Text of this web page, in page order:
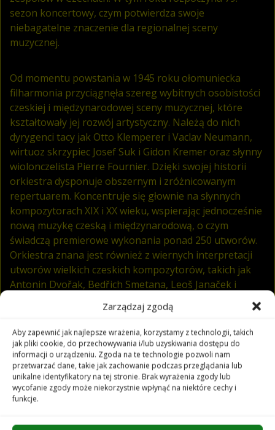
Zarządzaj zgodą
Aby zapewnić jak najlepsze wrażenia, korzystamy z technologii, takich
jak pliki cookie, do przechowywania i/lub uzyskiwania dostępu do
informacji o urządzeniu. Zgoda na te technologie pozwoli nam
przetwarzać dane, takie jak zachowanie podczas przeglądania lub
unikalne identyfikatory na tej stronie. Brak wyrażenia zgody lub
wycofanie zgody może niekorzystnie wpłynąć na niektóre cechy i
funkcje.
sezon koncertowy, czym potwierdza swoje
niebagatelne znaczenie dla regionalnej sceny
muzycznej.
Od momentu powstania w 1945 roku ołomuniecka
filharmonia przyciągnęła szereg wybitnych osobistości
czeskiej i międzynarodowej sceny muzycznej, które
kształtowały jej rozwój artystyczny. Należą do nich
dyrygenci tacy jak Otto Klemperer i Vaclav Neumann,
wirtuoz skrzypiec Josef Suk i Gidon Kremer oraz słynny
wiolonczelista Pierre Fournier. Dzięki swojej historii
orkiestra dysponuje obszernym i zróżnicowanym
repertuarem. Koncentruje się głownie na słynnych
kompozytorach XIX i XX wieku, wspierając jednocześnie
nową muzykę czeską i międzynarodową, o czym
świadczą premierowe wykonania ponad 250 utworów.
Orkiestra znana jest również z wiernych interpretacji
utworów wielkich czeskich kompozytorów, takich jak
Antonin Dvořak, Bedřich Smetana, Leoš Janaček i
Dzięki obszernej dyskografii i udziałowi w wiodących
festiwalach muzycznych w kraju i za granicą,
filharmonia ołomuniecka znajduje się w centrum życia
kulturalnego i muzycznego Ołomuńca i regionu. W
ostatnich sezonach otworzyła się także na nowoczesne
takimi jak rock, pop czy elektroniczna muzyka